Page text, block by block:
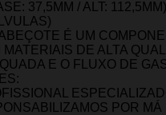
37,5MM / ALT: 112,5MM)
É UM
MATERIAIS DE ALTA
E O FLUXO DE
POR